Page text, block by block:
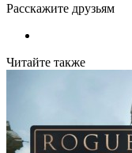
Расскажите друзьям
Читайте также